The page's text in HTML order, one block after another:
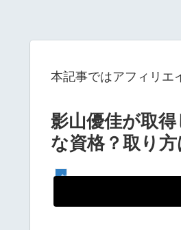
本記事ではアフィリエ
影山優佳が取
な資格？取り方
話題の話し